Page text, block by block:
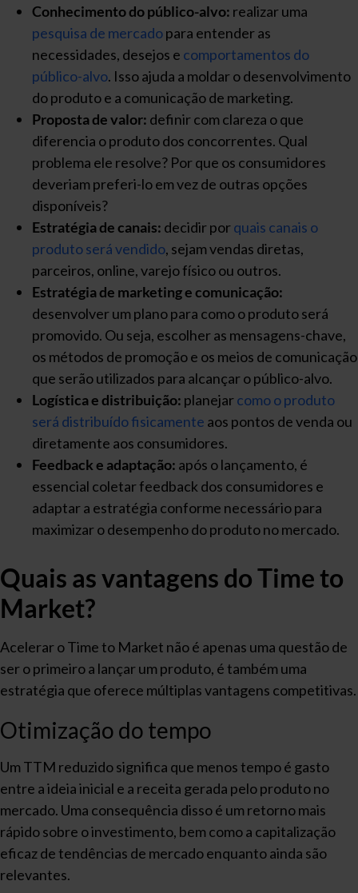
Conhecimento do público-alvo: realizar uma
pesquisa de mercadopara entender as
necessidades, desejos e comportamentos do
público-alvo. Isso ajuda a moldar o desenvolvimento
do produto e a comunicação de marketing.
Proposta de valor: definir com clareza o que
diferencia o produto dos concorrentes. Qual
problema ele resolve? Por que os consumidores
deveriam preferi-lo em vez de outras opções
disponíveis?
Estratégia de canais: decidir porquais canais o
produto será vendido, sejam vendas diretas,
parceiros, online, varejo físico ou outros.
Estratégia de marketing e comunicação:
desenvolver um plano para como o produto será
promovido. Ou seja, escolher as mensagens-chave,
os métodos de promoção e os meios de comunicação
que serão utilizados para alcançar o público-alvo.
Logística e distribuição: planejarcomo o produto
será distribuído fisicamente aos pontos de venda ou
diretamente aos consumidores.
Feedback e adaptação: após o lançamento, é
essencial coletar feedback dos consumidores e
adaptar a estratégia conforme necessário para
maximizar o desempenho do produto no mercado.
Quais as vantagens do Time to
Market?
Acelerar o Time to Market não é apenas uma questão de
ser o primeiro a lançar um produto, é também uma
estratégia que oferece múltiplas vantagens competitivas.
Otimização do tempo
Um TTM reduzido significa que menos tempo é gasto
entre a ideia inicial e a receita gerada pelo produto no
mercado. Uma consequência disso é um retorno mais
rápido sobre o investimento, bem como a capitalização
eficaz de tendências de mercado enquanto ainda são
relevantes.